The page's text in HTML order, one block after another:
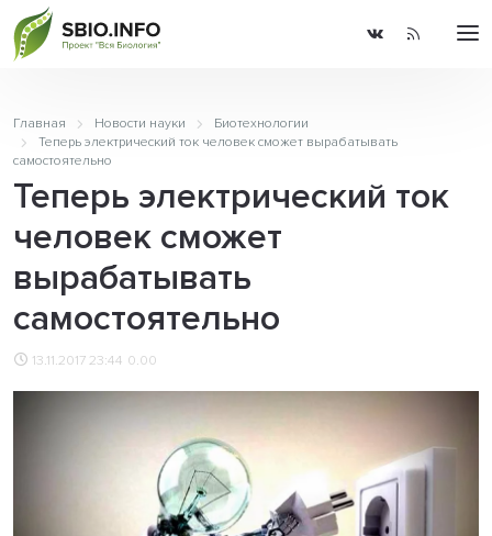
Главная Новости науки
Биотехнологии
Теперь электрический ток человек сможет вырабатывать
самостоятельно
Теперь электрический ток
человек сможет
вырабатывать
самостоятельно
13.11.2017 23:44 0.00